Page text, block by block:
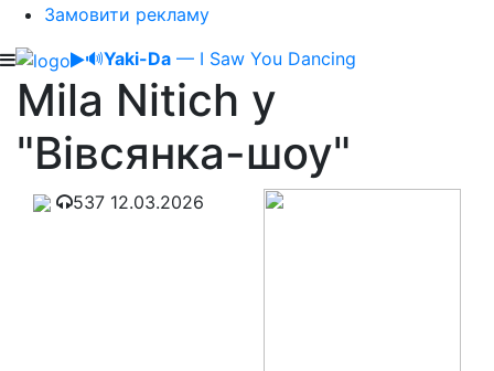
Замовити рекламу
🔊Yaki-Da — I Saw You Dancing
Mila Nitich у
"Вівсянка-шоу"
537 12.03.2026